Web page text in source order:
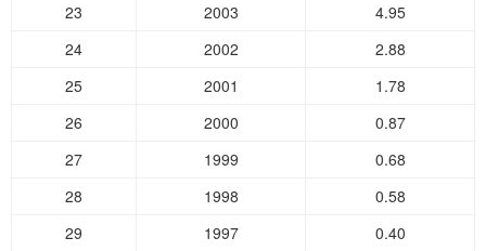
23
2003
4.95
24
2002
2.88
25
2001
1.78
26
2000
0.87
27
1999
0.68
28
1998
0.58
29
1997
0.40